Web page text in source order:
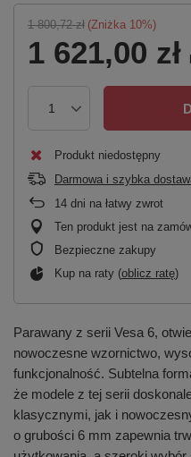
1 800,72 zł (Zniżka 10%)
1 621,00 zł
Produkt niedostępny
Darmowa i szybka
14 dni na łatwy zwrot
Ten produkt jest na
Bezpieczne zakupy
Kup na raty (oblicz ratę)
Parawany z serii Vesa 6,
nowoczesne wzornictwo,
funkcjonalność. Subtelna
że modele z tej serii
klasycznymi, jak i
o grubości 6 mm zapewnia